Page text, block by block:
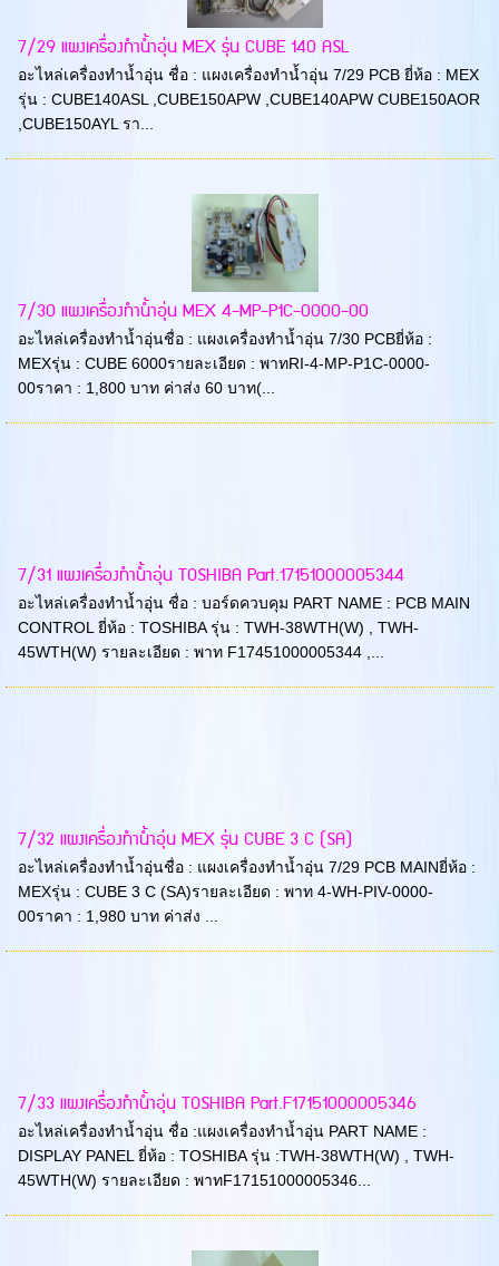
7/29 แผงเครื่องทำน้ำอุ่น MEX รุ่น CUBE 140 ASL
อะไหล่เครื่องทำน้ำอุ่น ชื่อ : แผงเครื่องทำน้ำอุ่น 7/29 PCB ยี่ห้อ : MEX
รุ่น : CUBE140ASL ,CUBE150APW ,CUBE140APW CUBE150AOR
,CUBE150AYL รา...
7/30 แผงเครื่องทำน้ำอุ่น MEX 4-MP-P1C-0000-00
อะไหล่เครื่องทำน้ำอุ่นชื่อ : แผงเครื่องทำน้ำอุ่น 7/30 PCBยี่ห้อ :
MEXรุ่น : CUBE 6000รายละเอียด : พาทRI-4-MP-P1C-0000-
00ราคา : 1,800 บาท ค่าส่ง 60 บาท(...
7/31 แผงเครื่องทำน้ำอุ่น TOSHIBA Part.17151000005344
อะไหล่เครื่องทำน้ำอุ่น ชื่อ : บอร์ดควบคุม PART NAME : PCB MAIN
CONTROL ยี่ห้อ : TOSHIBA รุ่น : TWH-38WTH(W) , TWH-
45WTH(W) รายละเอียด : พาท F17451000005344 ,...
7/32 แผงเครื่องทำน้ำอุ่น MEX รุ่น CUBE 3 C (SA)
อะไหล่เครื่องทำน้ำอุ่นชื่อ : แผงเครื่องทำน้ำอุ่น 7/29 PCB MAINยี่ห้อ :
MEXรุ่น : CUBE 3 C (SA)รายละเอียด : พาท 4-WH-PIV-0000-
00ราคา : 1,980 บาท ค่าส่ง ...
7/33 แผงเครื่องทำน้ำอุ่น TOSHIBA Part.F17151000005346
อะไหล่เครื่องทำน้ำอุ่น ชื่อ :แผงเครื่องทำน้ำอุ่น PART NAME :
DISPLAY PANEL ยี่ห้อ : TOSHIBA รุ่น :TWH-38WTH(W) , TWH-
45WTH(W) รายละเอียด : พาทF17151000005346...